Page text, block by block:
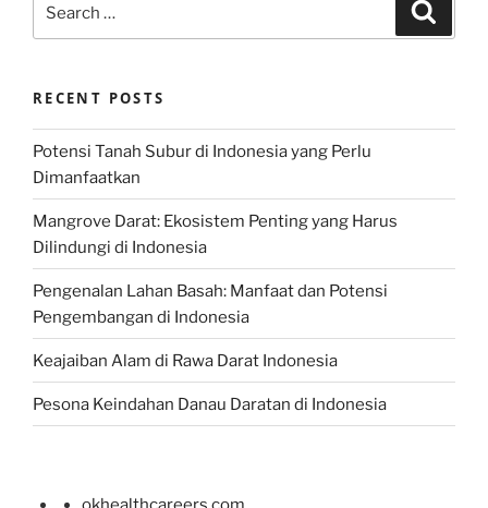
RECENT POSTS
Potensi Tanah Subur di Indonesia yang Perlu
Dimanfaatkan
Mangrove Darat: Ekosistem Penting yang Harus
Dilindungi di Indonesia
Pengenalan Lahan Basah: Manfaat dan Potensi
Pengembangan di Indonesia
Keajaiban Alam di Rawa Darat Indonesia
Pesona Keindahan Danau Daratan di Indonesia